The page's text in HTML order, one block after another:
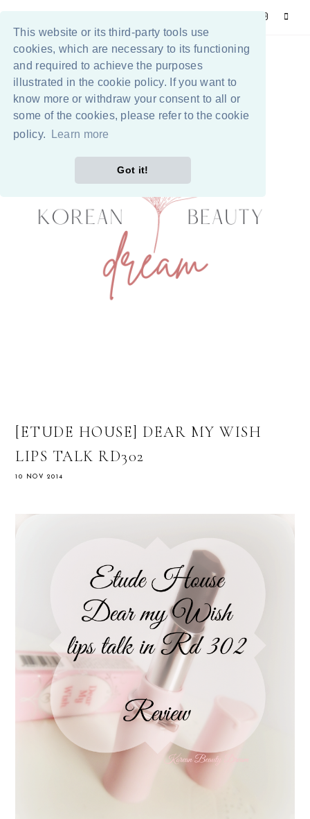
This website or its third-party tools use
cookies, which are necessary to its functioning
and required to achieve the purposes
illustrated in the cookie policy. If you want to
know more or withdraw your consent to all or
some of the cookies, please refer to the cookie
policy.
Learn more
Got it!
[ETUDE HOUSE] DEAR MY WISH
LIPS TALK RD302
10 NOV 2014